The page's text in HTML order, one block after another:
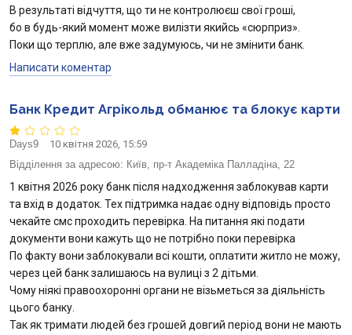
В результаті відчуття, що ти не контролюєш свої гроші,
бо в будь-який момент може вилізти якийсь «сюрприз».
Поки що терплю, але вже задумуюсь, чи не змінити банк.
Написати коментар
Банк Кредит Агрікольд обманює та блокує карти
Days9
10 квітня 2026, 15:59
Відділення за адресою: Київ, пр-т Академіка Палладіна, 22
1 квітня 2026 року банк після надходження заблокував карти
та вхід в додаток. Тех підтримка надає одну відповідь просто
чекайте смс проходить перевірка. На питання які подати
документи вони кажуть що не потрібно поки перевірка
По факту вони заблокували всі кошти, оплатити житло не можу,
через цей банк залишаюсь на вулиці з 2 дітьми.
Чому ніякі правоохоронні органи не візьметься за діяльність
цього банку.
Так як тримати людей без грошей довгий період вони не мають